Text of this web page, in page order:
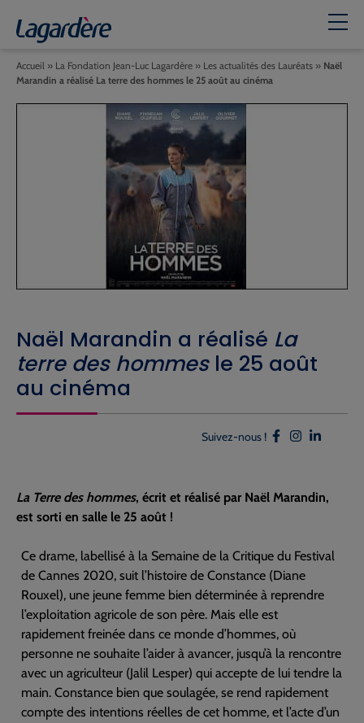
Naël Marandin a réalisé La
terre des hommesle 25 août
au cinéma
Accueil » La Fondation Jean-Luc Lagardère » Les actualités des Lauréats » Naël
Marandin a réalisé La terre des hommes le 25 août au cinéma
Suivez-nous !
La Terre des hommes, écrit et réalisé par Naël Marandin,
est sorti en salle le 25 août !
Ce drame, labellisé à la Semaine de la Critique du Festival
de Cannes 2020, suit l’histoire de Constance (Diane
Rouxel), une jeune femme bien déterminée à reprendre
l’exploitation agricole de son père. Mais elle est
rapidement freinée dans ce monde d’hommes, où
personne ne souhaite l’aider à avancer, jusqu’à la rencontre
avec un agriculteur (Jalil Lesper) qui accepte de lui tendre la
main. Constance bien que soulagée, se rend rapidement
compte des intentions réelles de cet homme, et l’acte d’un